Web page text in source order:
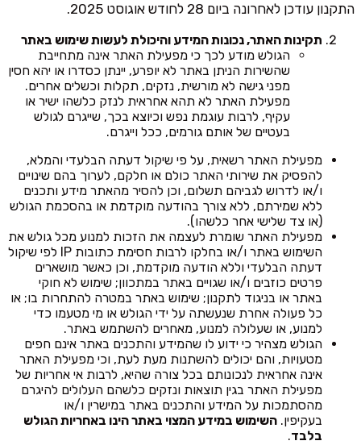
התקנון עודכן לאחרונה ביום 28 לחודש אוגוסט 2025.
תקינות האתר, נכונות המידע והיכולת לעשות שימוש באתר
הגולש מודע לכך כי מפעילת האתר אינה מתחייבת
שהשירות הניתן באתר לא יופרע, יינתן כסדרו או יהא חסין
מפני גישה לא מורשית, נזקים, תקלות וכשלים אחרים.
מפעילת האתר לא תהא אחראית לנזק כלשהו ישיר או
עקיף, לרבות עוגמת נפש וכיוצא בכך, שייגרם לגולש
בעטיים של אותם גורמים, ככל וייגרם.
מפעילת האתר רשאית, על פי שיקול דעתה הבלעדי והמלא,
להפסיק את שירותי האתר כולם או חלקם, לערוך בהם שינויים
ו/או לדרוש לגביהם תשלום, וכן להסיר מהאתר מידע ותכנים
ללא שמירתם, ללא צורך בהודעה מוקדמת או בהסכמת הגולש
(או צד שלישי אחר כלשהו).
מפעילת האתר שומרת לעצמה את הזכות למנוע מכל גולש את
השימוש באתר ו/או בחלקו לרבות חסימת כתובות IP לפי שיקול
דעתה הבלעדי וללא הודעה מוקדמת, וכן כאשר מושארים
פרטים כוזבים ו/או שגויים באתר במתכוון; שימוש לא חוקי
באתר או בניגוד לתקנון; שימוש באתר במטרה להתחרות בו; או
כל פעולה אחרת שנעשתה על ידי הגולש או מי מטעמו כדי
למנוע, או שעלולה למנוע, מאחרים להשתמש באתר.
הגולש מצהיר כי ידוע לו שהמידע והתכנים באתר אינם חפים
מטעויות, והם יכולים להשתנות מעת לעת, וכי מפעילת האתר
אינה אחראית לנכונותם בכל צורה שהיא, לרבות אי אחריות של
מפעילת האתר בגין תוצאות ונזקים כלשהם העלולים להיגרם
מהסתמכות על המידע והתכנים באתר במישרין ו/או
בעקיפין. השימוש במידע המצוי באתר הינו באחריות הגולש
בלבד.